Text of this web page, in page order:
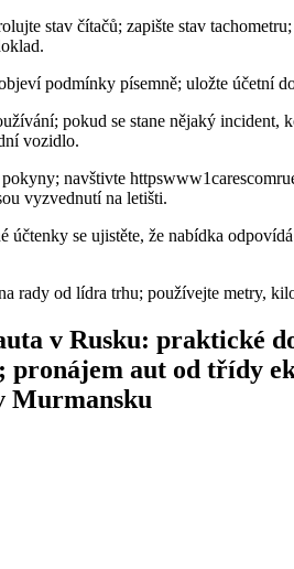
stav čítačů; zapište stav
podmínky písemně; uložte účetní
pokud se stane nějaký incident,
vozidlo.
navštivte
vyzvednutí na letišti.
účtenky se ujistěte, že nabídka
rady od lídra trhu; používejte metry,
v Rusku: praktické
pronájem aut od třídy
Murmansku